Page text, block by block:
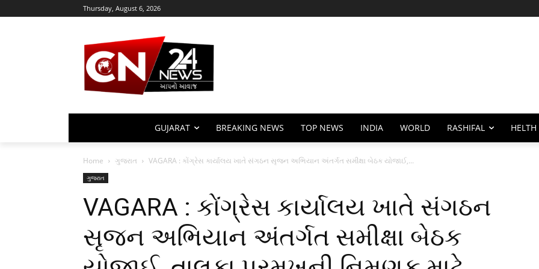
Thursday, August 6, 2026
GUJARAT BREAKING NEWS TOP NEWS INDIA WORLD RASHIFAL HELTH
Home ગુજરાત VAGARA : કોંગ્રેસ કાર્યાલય ખાતે સંગઠન સૃજન અભિયાન અંતર્ગત સમીક્ષા બેઠક યોજાઈ,...
ગુજરાત
VAGARA : કોંગ્રેસ કાર્યાલય ખાતે સંગઠન
સૃજન અભિયાન અંતર્ગત સમીક્ષા બેઠક